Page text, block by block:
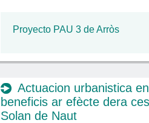
Proyecto PAU 3 de Arròs
Actuacion urbanistica
beneficis ar efècte dera
Solan de Naut